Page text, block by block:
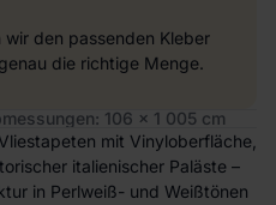
den passenden Kleber
die richtige Menge.
106 x 1 005 cm
mit Vinyloberfläche,
italienischer Paläste –
in Perlweiß- und Weißtönen